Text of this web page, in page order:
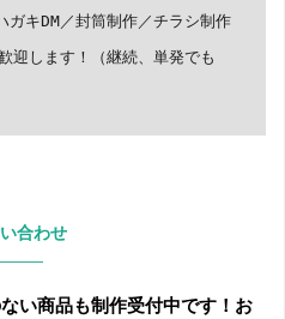
ガキDM／封筒制作／チラシ制作
迎します！（継続、単発でも
合わせ
い商品も制作受付中です！お